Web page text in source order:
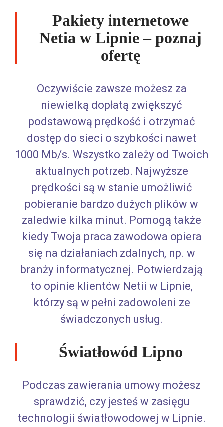
Pakiety internetowe
Netia w Lipnie – poznaj
ofertę
Oczywiście zawsze możesz za
niewielką dopłatą zwiększyć
podstawową prędkość i otrzymać
dostęp do sieci o szybkości nawet
1000 Mb/s. Wszystko zależy od Twoich
aktualnych potrzeb. Najwyższe
prędkości są w stanie umożliwić
pobieranie bardzo dużych plików w
zaledwie kilka minut. Pomogą także
kiedy Twoja praca zawodowa opiera
się na działaniach zdalnych, np. w
branży informatycznej. Potwierdzają
to opinie klientów Netii w Lipnie,
którzy są w pełni zadowoleni ze
świadczonych usług.
Światłowód Lipno
Podczas zawierania umowy możesz
sprawdzić, czy jesteś w zasięgu
technologii światłowodowej w Lipnie.